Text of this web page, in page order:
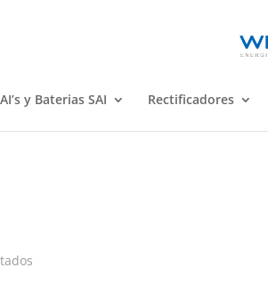
y Baterias SAI Rectificadores